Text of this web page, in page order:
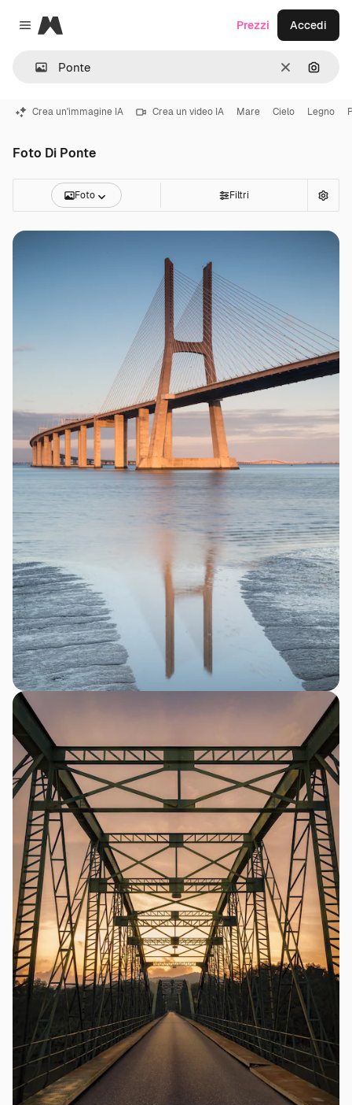
Close menu
Magnific
CancellaCerca
Prezzi Accedi
Crea un'immagine IA Crea un video IA Mare Cielo Legno
Foto Di Ponte
Foto Filtri